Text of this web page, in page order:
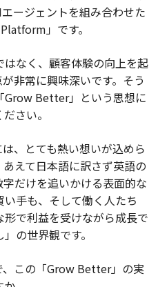
ージェントを組み合わせた
」です。
なく、顧客体験の向上を起
非常に興味深いです。そう
Grow Better」という思想に
さい。
、とても熱い想いが込めら
えて日本語に訳さず英語の
だけを追いかける表面的な
手も、そして働く人たち
で利益を受けながら成長で
の世界観です。
、この「Grow Better」の実